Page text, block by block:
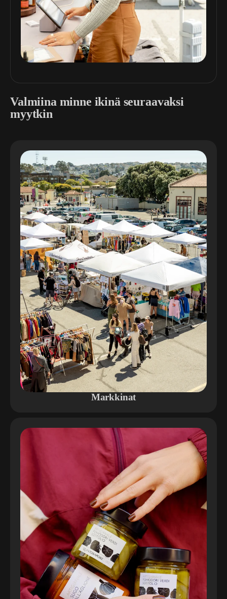
Valmiina minne ikinä seuraavaksi
myytkin
Markkinat